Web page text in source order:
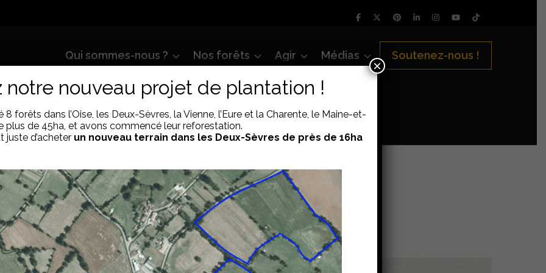
Qui sommes-nous ? Nos forêts Agir Médias Soutenez-nous !
terrains chez les Semeurs
notre nouveau projet de plantation !
forêts dans l’Oise, les Deux-Sèvres, la Vienne, l’Eure et la Charente, le Maine-et-
plus de 45ha, et avons commencé leur reforestation.
juste d’acheter un nouveau terrain dans les Deux-Sèvres de près de 16ha
×